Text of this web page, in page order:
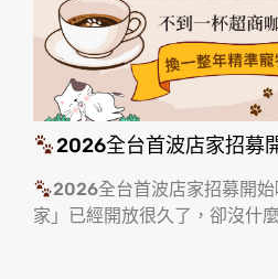
2026全台首波店家招募
2026全台首波店家招募開始
家」已經開放很久了，卻沒什